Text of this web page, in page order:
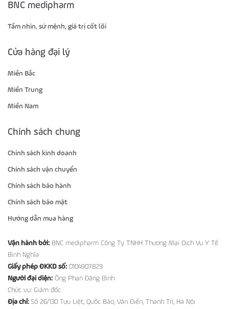
BNC medipharm
Tầm nhìn, sứ mệnh, giá trị cốt lõi
Cửa hàng đại lý
Miền Bắc
Miền Trung
Miền Nam
Chính sách chung
Chính sách kinh doanh
Chính sách vận chuyển
Chính sách bảo hành
Chính sách bảo mật
Hướng dẫn mua hàng
Vận hành bởi: BNC medipharm Công Ty TNHH Thương Mại Dịch Vụ Y Tế
Bình Nghĩa
Giấy phép ĐKKD số: 0104907829
Người đại diện: Ông Phan Đăng Bình
Chức vụ: Giám đốc
Địa chỉ: Số 26/130 Tựu Liệt, Quốc Bảo, Văn Điển, Thanh Trì, Hà Nội